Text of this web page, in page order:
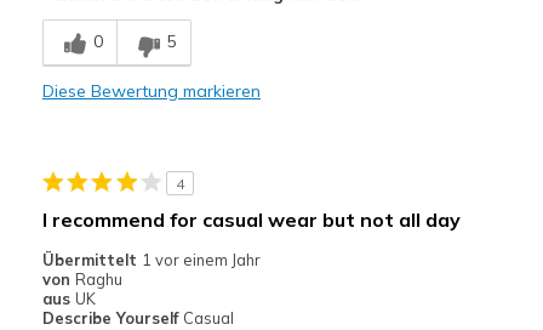
Nachteile
Need Break In
Feels true to width
Sizing
Feels half size too small
View On Shoes
Shoes are for Wearing
0 5
Diese Bewertung markieren
4
I recommend for casual wear but not all day
Übermittelt 1 vor einem Jahr
von Raghu
aus UK
Describe Yourself Casual